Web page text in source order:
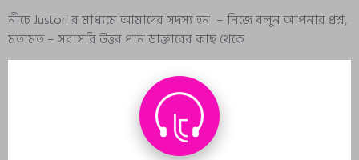
নীচে Justori র মাধ্যমে আমাদের সদস্য হন – নিজে বলুন আপনার প্রশ্ন,
মতামত – সরাসরি উত্তর পান ডাক্তারের কাছ থেকে